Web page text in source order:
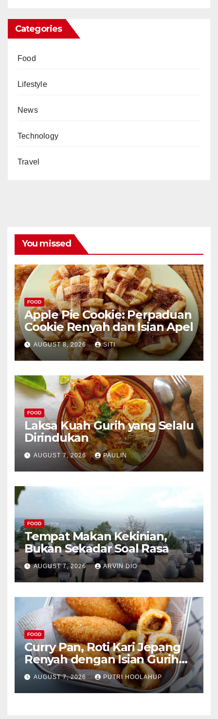
Categories
Food
Lifestyle
News
Technology
Travel
You missed
FOOD
Apple Pie Cookie: Perpaduan
Cookie Renyah dan Isian Apel
AUGUST 8, 2026 SITI
FOOD
Laksa Kuah Gurih yang Selalu
Dirindukan
AUGUST 7, 2026 PAULIN
FOOD
Tempat Makan Kekinian,
Bukan Sekadar Soal Rasa
AUGUST 7, 2026 ARVIN DIO
FOOD
Curry Pan, Roti Kari Jepang
Renyah dengan Isian Gurih
Menggoda
AUGUST 7, 2026 PUTRI HOOLAHUP